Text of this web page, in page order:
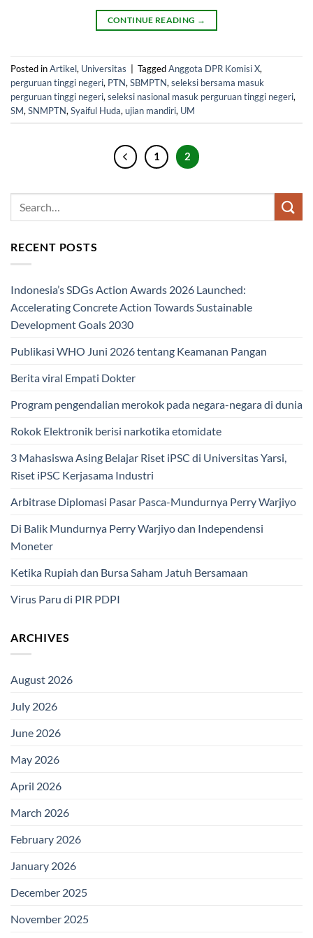
CONTINUE READING →
Posted inArtikel, Universitas | TaggedAnggota DPR Komisi X,
perguruan tinggi negeri, PTN, SBMPTN, seleksi bersama masuk
perguruan tinggi negeri, seleksi nasional masuk perguruan tinggi negeri,
SM, SNMPTN, Syaiful Huda, ujian mandiri, UM
1 2
RECENT POSTS
Indonesia’s SDGs Action Awards 2026 Launched:
Accelerating Concrete Action Towards Sustainable
Development Goals 2030
Publikasi WHO Juni 2026 tentang Keamanan Pangan
Berita viral Empati Dokter
Program pengendalian merokok pada negara-negara di dunia
Rokok Elektronik berisi narkotika etomidate
3 Mahasiswa Asing Belajar Riset iPSC di Universitas Yarsi,
Riset iPSC Kerjasama Industri
Arbitrase Diplomasi Pasar Pasca-Mundurnya Perry Warjiyo
Di Balik Mundurnya Perry Warjiyo dan Independensi
Moneter
Ketika Rupiah dan Bursa Saham Jatuh Bersamaan
Virus Paru di PIR PDPI
ARCHIVES
August 2026
July 2026
June 2026
May 2026
April 2026
March 2026
February 2026
January 2026
December 2025
November 2025